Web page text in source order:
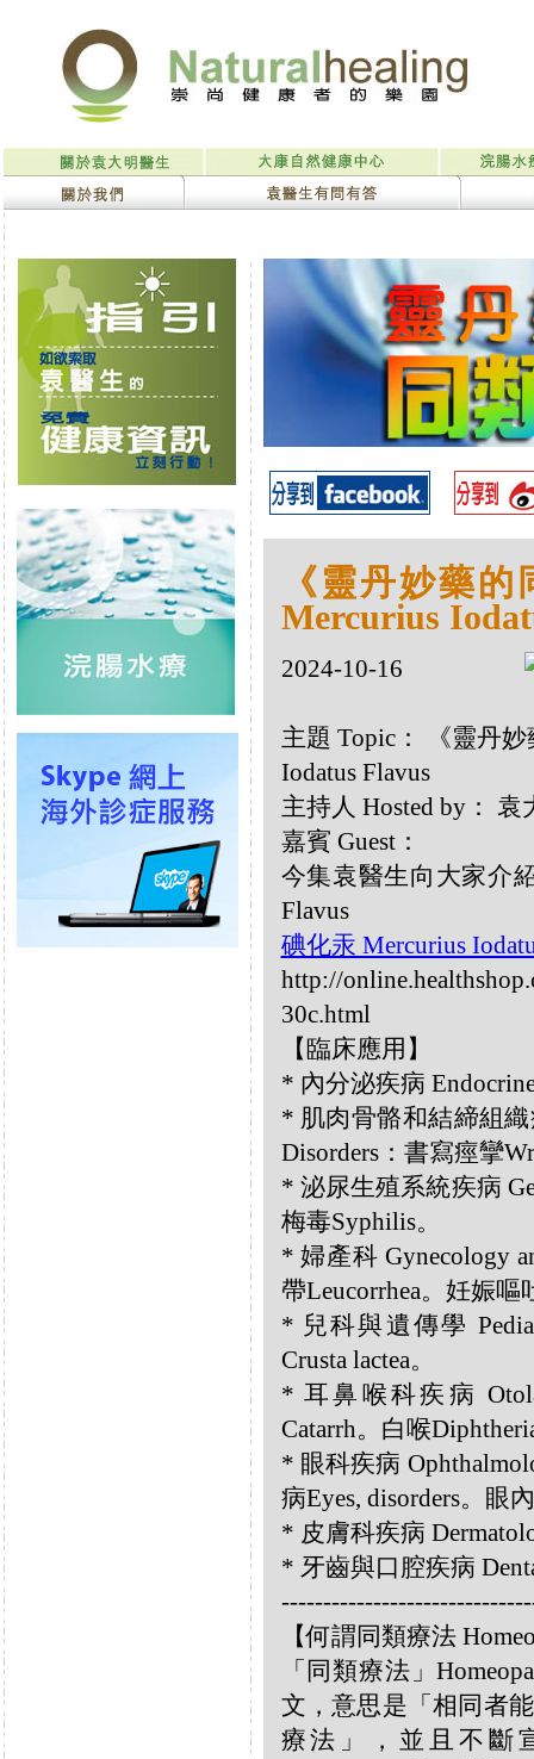
《靈丹妙藥
Mercurius
2024-10-16
主題 Topic： 《靈丹
Iodatus Flavus
主持人 Hosted by：
嘉賓 Guest：
今集袁醫生向大家介
Flavus
碘化汞 Mercurius
http://
30c.html
【臨床應用】
* 內分泌疾病
* 肌肉骨骼和結締組織
Disorders：書寫痙攣
* 泌尿生殖系統疾病
梅毒Syphilis。
* 婦產科 Gynecology
帶Leucorrhea。妊娠嘔
* 兒科與遺傳學
Crusta lactea。
* 耳鼻喉科疾病
Catarrh。白喉
* 眼科疾病
病Eyes, disorders。眼
* 皮膚科疾病
* 牙齒與口腔疾病
【何謂同類療法
「同類療法」
文，意思是「相同者
療法」，並且不斷